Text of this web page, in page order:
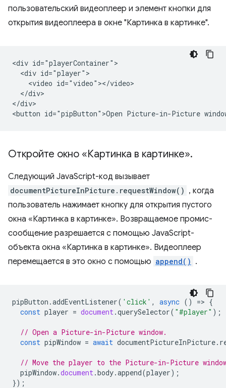
пользовательский видеоплеер и элемент кнопки для
открытия видеоплеера в окне "Картинка в картинке".
<div id="playerContainer">
  <div id="player">
    <video id="video"></video>
  </div>
</div>
Откройте окно «Картинка в картинке».
Следующий JavaScript-код вызывает
documentPictureInPicture.requestWindow() , когда
пользователь нажимает кнопку для открытия пустого
окна «Картинка в картинке». Возвращаемое промис-
сообщение разрешается с помощью JavaScript-
объекта окна «Картинка в картинке». Видеоплеер
перемещается в это окно с помощью append() .
pipButton .addEventListener( 'click' , async () => {
const player = document .querySelector( "#player" );
// Open a Picture-in-Picture window.
const pipWindow = await documentPictureInPicture.
// Move the player to the Picture-in-Picture
pipWindow.document .body.append(player);
});